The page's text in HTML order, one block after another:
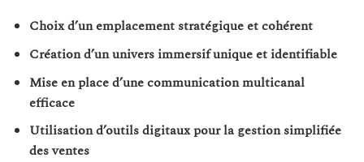
Choix d’un emplacement stratégique et cohérent
Création d’un univers immersif unique et identifiable
Mise en place d’une communication multicanal
efficace
Utilisation d’outils digitaux pour la gestion simplifiée
des ventes